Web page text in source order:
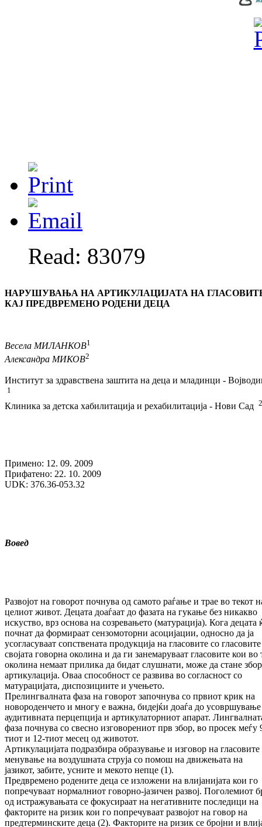
Read: 83079
НАРУШУВАЊА НА АРТИКУЛАЦИЈАТА НА
КАЈ ПРЕДВРЕМЕНО РОДЕНИ ДЕЦА
Весела МИЛАНКОВ1
Александра МИКОВ2
Институт за здравствена заштита на деца и младинци -
1
Клиника за детска хабилитација и рехабилитација - Нови Сад 2
Примено: 12. 09. 2009
Прифатено: 22. 10. 2009
UDK: 376.36-053.32
Вовед
Развојот на говорот почнува од самото раѓање и трае во текот
целиот живот. Децата доаѓаат до фазата на гукање без никакво
искуство, врз основа на созревањето (матурација). Кога децата
почнат да формираат сензомоторни асоцијации, односно да ја
усогласуваат сопствената продукција на гласовите со
својата говорна околина и да ги занемаруваат гласовите кои во
околина немаат прилика да бидат слушнати, може да стане
артикулација. Оваа способност се развива во согласност со
матурацијата, диспозициите и учењето.
Прелингвалната фаза на говорот започнува со првиот крик на
новороденчето и многу е важна, бидејќи доаѓа до
аудитивната перцепција и артикулаторниот апарат.
фаза почнува со свесно изговорениот прв збор, во просек меѓу
тиот и 12-тиот месец од животот.
Артикулацијата подразбира образување и изговор на гласовите
менување на воздушната струја со помош на движењата на
јазикот, забите, усните и мекото непце (1).
Предвремено родените деца се изложени на влијанијата кои го
попречуваат нормалниот говорно-јазичен развој. Поголемиот
од истражувањата се фокусираат на негативните последици на
факторите на ризик кои го попречуваат развојот на говор на
предтерминските деца (2). Факторите на ризик се бројни и